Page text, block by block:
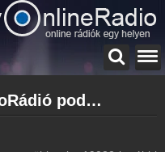
InfoRádió archívum - InfoRádió podcasts - InfoRádió visszahallgatás